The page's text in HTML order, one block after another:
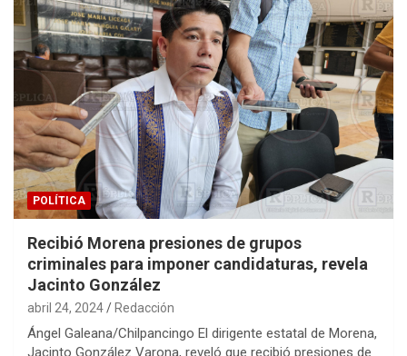
POLÍTICA
Recibió Morena presiones de grupos
criminales para imponer candidaturas, revela
Jacinto González
abril 24, 2024 Redacción
Ángel Galeana/Chilpancingo El dirigente estatal de Morena,
Jacinto González Varona, reveló que recibió presiones de